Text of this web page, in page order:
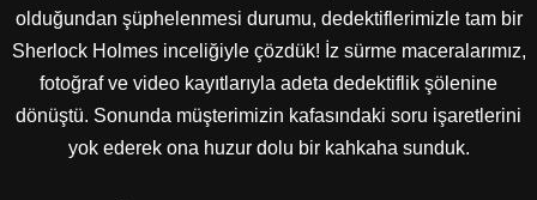
olduğundan şüphelenmesi durumu, dedektiflerimizle tam bir
Sherlock Holmes inceliğiyle çözdük! İz sürme maceralarımız,
fotoğraf ve video kayıtlarıyla adeta dedektiflik şölenine
dönüştü. Sonunda müşterimizin kafasındaki soru işaretlerini
yok ederek ona huzur dolu bir kahkaha sunduk.